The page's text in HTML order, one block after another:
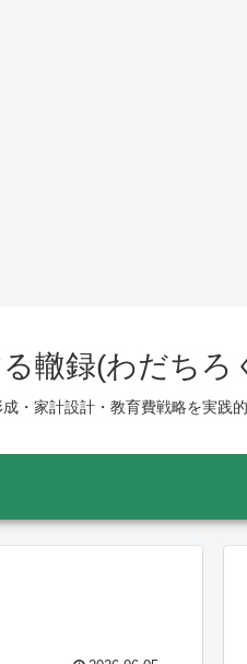
轍録(わだちろ
・家計設計・教育費戦略を実践